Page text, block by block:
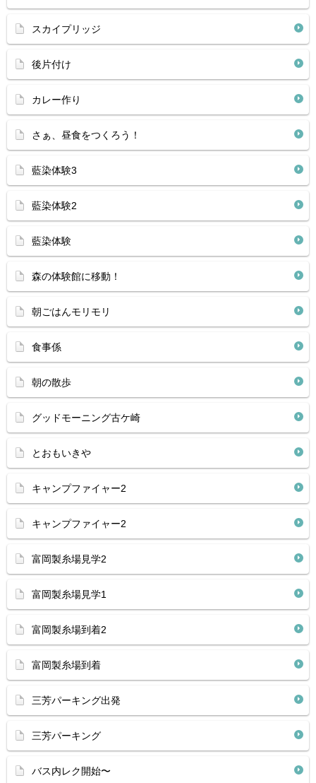
スカイプリッジ
後片付け
カレー作り
さぁ、昼食をつくろう！
藍染体験3
藍染体験2
藍染体験
森の体験館に移動！
朝ごはんモリモリ
食事係
朝の散歩
グッドモーニング古ケ崎
とおもいきや
キャンプファイャー2
キャンプファイャー2
富岡製糸場見学2
富岡製糸場見学1
富岡製糸場到着2
富岡製糸場到着
三芳パーキング出発
三芳パーキング
バス内レク開始〜